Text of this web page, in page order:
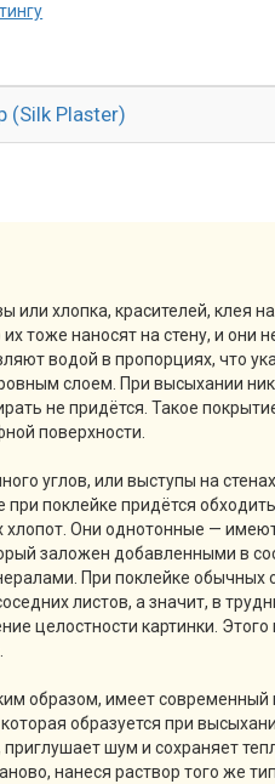
(Silk Plaster)
или хлопка, красителей, клея
тоже наносят на стену, и они
водой в пропорциях, что
слоем. При высыхании
не придётся. Такое
поверхности.
углов, или выступы на
при поклейке придётся
хлопот. Они однотонные —
заложен добавленными в
При поклейке обычных
листов, а значит, в
целостности картинки.
образом, имеет современный
образуется при
шум и сохраняет
нанеся раствор того же